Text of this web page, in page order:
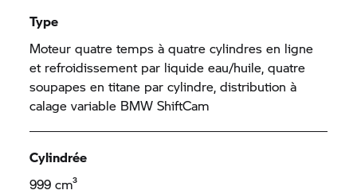
Type
Moteur quatre temps à quatre cylindres en ligne
et refroidissement par liquide eau/huile, quatre
soupapes en titane par cylindre, distribution à
calage variable BMW ShiftCam
Cylindrée
999 cm³